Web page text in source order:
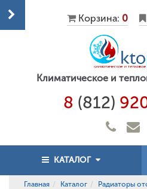
Корзина: 0
Климатическое и
8 (812)
КАТАЛОГ
Главная Каталог
Радиаторы